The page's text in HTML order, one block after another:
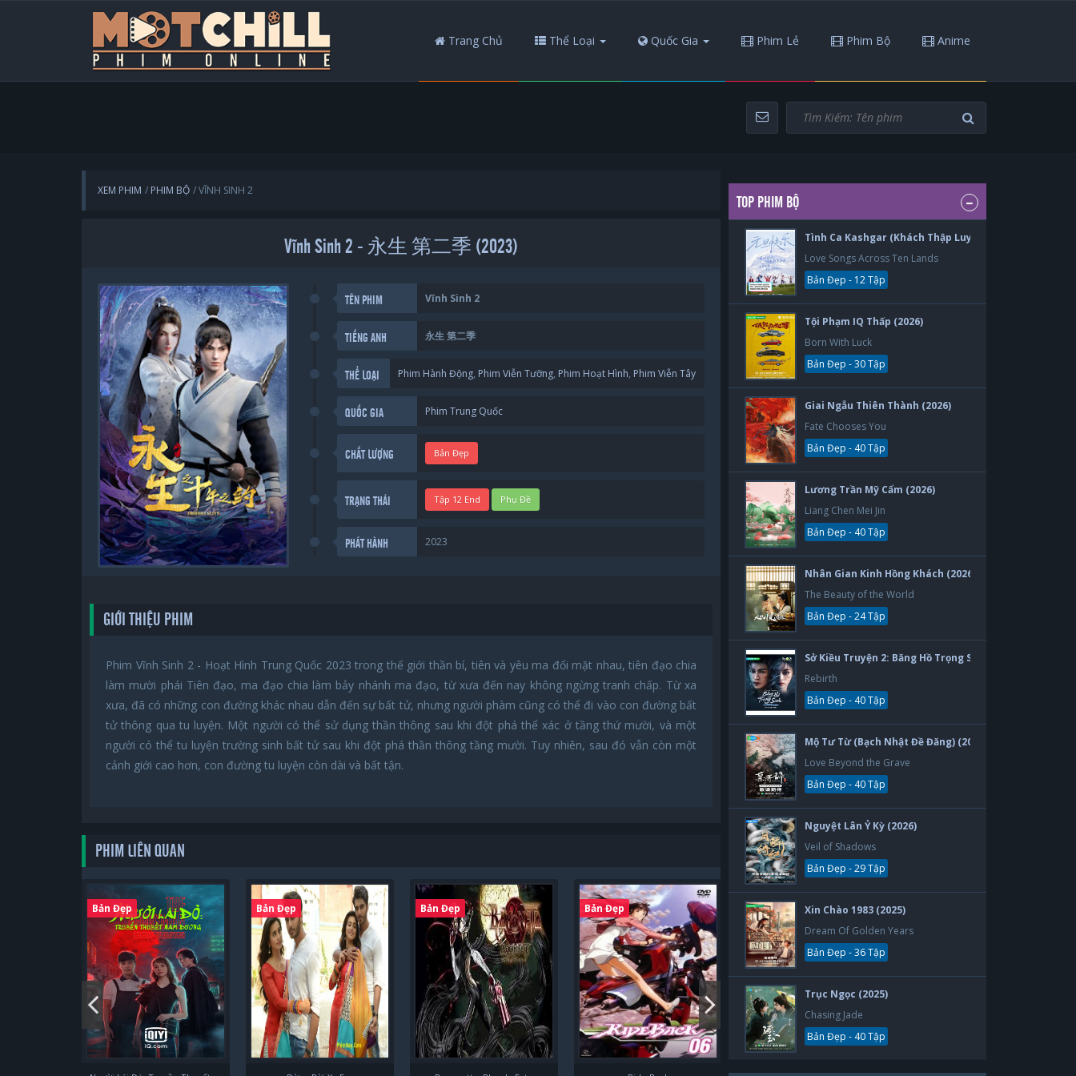
Trang Chủ Thể Loại Quốc Gia Phim Lẻ Phim Bộ Anime
XEM PHIM PHIM BỘ VĨNH SINH 2
Vĩnh Sinh 2 - 永生 第二季 (2023)
TÊN PHIM Vĩnh Sinh 2
TIẾNG ANH 永生 第二季
THỂ LOẠI Phim Hành Động, Phim Viễn Tưỡng, Phim Hoạt Hình, Phim Viễn Tây
QUỐC GIA Phim Trung Quốc
CHẤT LƯỢNG Bản Đẹp
TRẠNG THÁI Tập 12 End Phụ Đề
PHÁT HÀNH 2023
GIỚI THIỆU PHIM
Phim Vĩnh Sinh 2 - Hoạt Hình Trung Quốc 2023 trong thế giới thần bí, tiên và yêu ma đối mặt nhau, tiên đạo chia
làm mười phái Tiên đạo, ma đạo chia làm bảy nhánh ma đạo, từ xưa đến nay không ngừng tranh chấp. Từ xa
xưa, đã có những con đường khác nhau dẫn đến sự bất tử, nhưng người phàm cũng có thể đi vào con đường bất
tử thông qua tu luyện. Một người có thể sử dụng thần thông sau khi đột phá thể xác ở tầng thứ mười, và một
người có thể tu luyện trường sinh bất tử sau khi đột phá thần thông tầng mười. Tuy nhiên, sau đó vẫn còn một
cảnh giới cao hơn, con đường tu luyện còn dài và bất tận.
PHIM LIÊN QUAN
Bản Đẹp Bản Đẹp Bản Đẹp Bản Đẹp Bản Đẹp
TOP PHIM BỘ
Tình Ca Kashgar (Khách Thập Luyến Ca) (2026)
Love Songs Across Ten Lands
Bản Đẹp - 12 Tập
Tội Phạm IQ Thấp (2026)
Born With Luck
Bản Đẹp - 30 Tập
Giai Ngẫu Thiên Thành (2026)
Fate Chooses You
Bản Đẹp - 40 Tập
Lương Trần Mỹ Cẩm (2026)
Liang Chen Mei Jin
Bản Đẹp - 40 Tập
Nhân Gian Kinh Hồng Khách (2026)
The Beauty of the World
Bản Đẹp - 24 Tập
Sở Kiều Truyện 2: Băng Hồ Trọng Sinh (2026)
Rebirth
Bản Đẹp - 40 Tập
Mộ Tư Từ (Bạch Nhật Đề Đăng) (2026)
Love Beyond the Grave
Bản Đẹp - 40 Tập
Nguyệt Lân Ỷ Kỳ (2026)
Veil of Shadows
Bản Đẹp - 29 Tập
Xin Chào 1983 (2025)
Dream Of Golden Years
Bản Đẹp - 36 Tập
Trục Ngọc (2025)
Chasing Jade
Bản Đẹp - 40 Tập